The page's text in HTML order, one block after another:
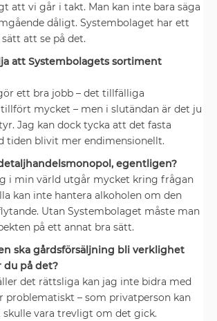
att vi går i takt. Man kan inte bara säga
dåligt. Systembolaget har ett
att se på det.
att System­bolagets sortiment
ett bra jobb – det tillfälliga
mycket – men i slutändan är det ju
Jag kan dock tycka att det fasta
tiden ­blivit mer endimensionellt.
egentligen?
i min värld utgår mycket kring frågan
kan inte hantera alkoholen om den
Utan Systembolaget måste man
på ett annat bra sätt.
ska gårdsför­säljning bli verklighet
du på det?
det rättsliga kan jag inte bidra med
problematiskt – som privatperson kan
vara trevligt om det gick.